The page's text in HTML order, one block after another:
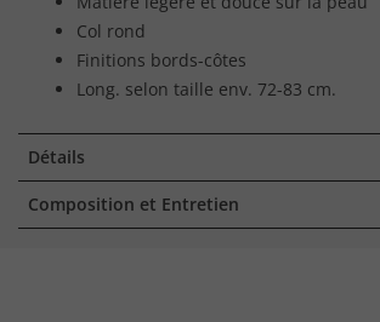
Col rond
Finitions bords-côtes
Long. selon taille env. 72-83 cm.
Détails
Composition et Entretien